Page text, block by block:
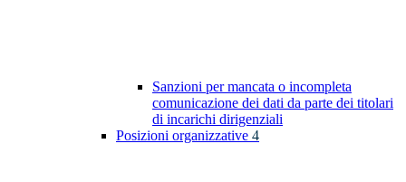
Sanzioni per mancata o incompleta
comunicazione dei dati da parte dei titolari
di incarichi dirigenziali
Posizioni organizzative 4